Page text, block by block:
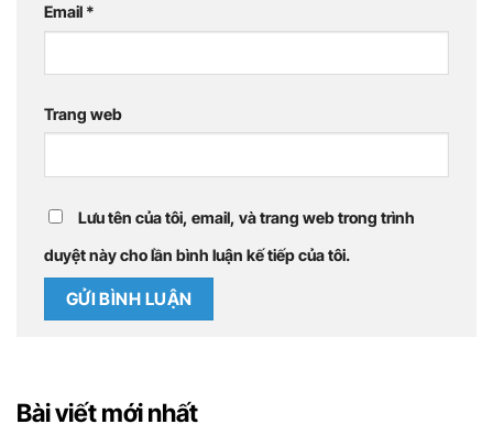
Email *
Trang web
Lưu tên của tôi, email, và trang web trong trình
duyệt này cho lần bình luận kế tiếp của tôi.
Bài viết mới nhất